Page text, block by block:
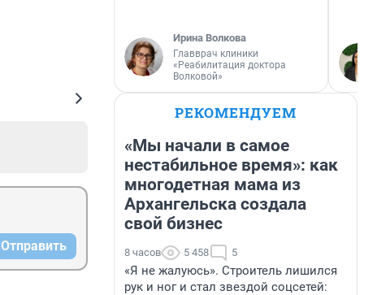
Отправить
Ирина Волкова
Главврач клиники
«Реабилитация доктора
Волковой»
РЕКОМЕНДУЕМ
«Мы начали в самое
нестабильное время»: как
многодетная мама из
Архангельска создала
свой бизнес
8 часов 5 458 5
«Я не жалуюсь». Строитель лишился
рук и ног и стал звездой соцсетей: